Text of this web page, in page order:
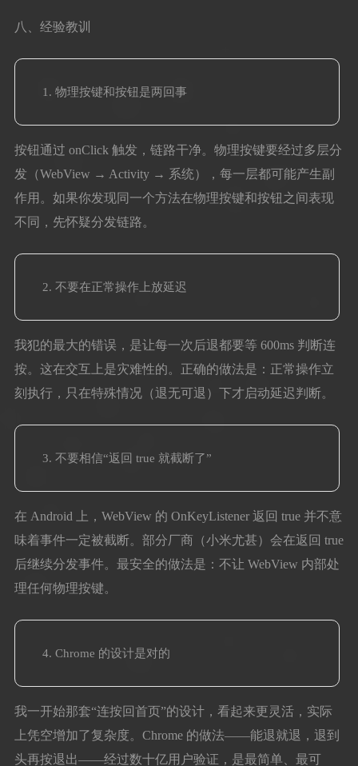
八、经验教训
物理按键和按钮是两回事
按钮通过 onClick 触发，链路干净。物理按键要经过多层分
发（WebView → Activity → 系统），每一层都可能产生副
作用。如果你发现同一个方法在物理按键和按钮之间表现
不同，先怀疑分发链路。
不要在正常操作上放延迟
我犯的最大的错误，是让每一次后退都要等 600ms 判断连
按。这在交互上是灾难性的。正确的做法是：正常操作立
刻执行，只在特殊情况（退无可退）下才启动延迟判断。
不要相信“返回 true 就截断了”
在 Android 上，WebView 的 OnKeyListener 返回 true 并不意
味着事件一定被截断。部分厂商（小米尤甚）会在返回 true
后继续分发事件。最安全的做法是：不让 WebView 内部处
理任何物理按键。
Chrome 的设计是对的
我一开始那套“连按回首页”的设计，看起来更灵活，实际
上凭空增加了复杂度。Chrome 的做法——能退就退，退到
头再按退出——经过数十亿用户验证，是最简单、最可